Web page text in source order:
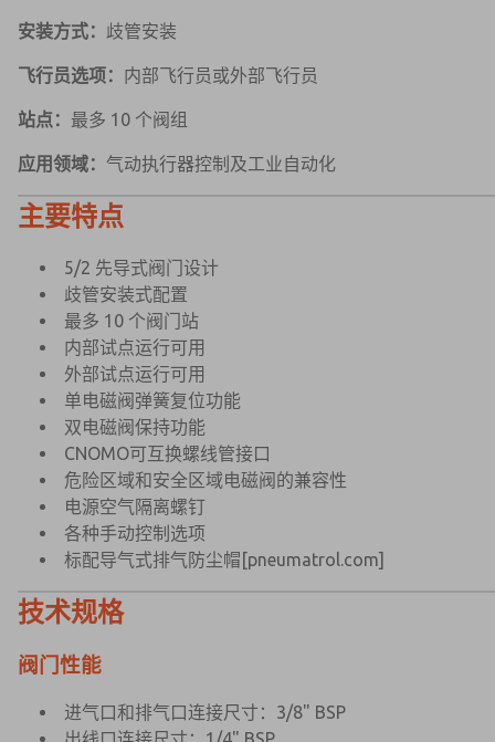
安装方式： 歧管安装
飞行员选项： 内部飞行员或外部飞行员
站点： 最多 10 个阀组
应用领域： 气动执行器控制及工业自动化
主要特点
5/2 先导式阀门设计
歧管安装式配置
最多 10 个阀门站
内部试点运行可用
外部试点运行可用
单电磁阀弹簧复位功能
双电磁阀保持功能
CNOMO可互换螺线管接口
危险区域和安全区域电磁阀的兼容性
电源空气隔离螺钉
各种手动控制选项
标配导气式排气防尘帽 [pneumatrol.com]
技术规格
阀门性能
进气口和排气口连接尺寸：3/8" BSP